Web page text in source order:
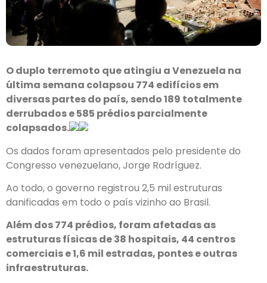
O duplo terremoto que atingiu a Venezuela na
última semana colapsou 774 edifícios em
diversas partes do país, sendo 189 totalmente
derrubados e 585 prédios parcialmente
colapsados.
Os dados foram apresentados pelo presidente do
Congresso venezuelano, Jorge Rodríguez.
Ao todo, o governo registrou 2,5 mil estruturas
danificadas em todo o país vizinho ao Brasil.
Além dos 774 prédios, foram afetadas as
estruturas físicas de 38 hospitais, 44 centros
comerciais e 1,6 mil estradas, pontes e outras
infraestruturas.